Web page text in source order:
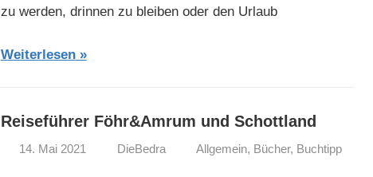
zu werden, drinnen zu bleiben oder den Urlaub
Weiterlesen
Reiseführer Föhr&Amrum und Schottland
14. Mai 2021 DieBedra Allgemein, Bücher, Buchtipp